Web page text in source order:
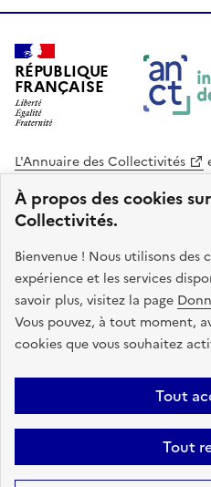
À propos des cookies
Collectivités.
Bienvenue ! Nous utilisons
expérience et les services
savoir plus, visitez la page
Vous pouvez, à tout moment,
cookies que vous souhaitez
Tout
Tout
RÉPUBLIQUE
FRANÇAISE
L'Annuaire des Collectivités
des Territoires
Cohésion des Territoires
.
est disponible en licence libre.
avec le système de design de
legifrance.gouv.fr
service-public.gouv.fr
Plan du site Accessibilite : non
Politique de confidentialité
Statistiques